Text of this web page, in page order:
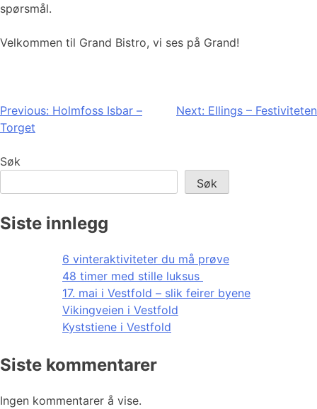
spørsmål.
Velkommen til Grand Bistro, vi ses på Grand!
Innleggsnavigasjon
Previous: Holmfoss Isbar –
Torget
Next: Ellings – Festiviteten
Søk
Søk
Siste innlegg
6 vinteraktiviteter du må prøve
48 timer med stille luksus
17. mai i Vestfold – slik feirer byene
Vikingveien i Vestfold
Kyststiene i Vestfold
Siste kommentarer
Ingen kommentarer å vise.